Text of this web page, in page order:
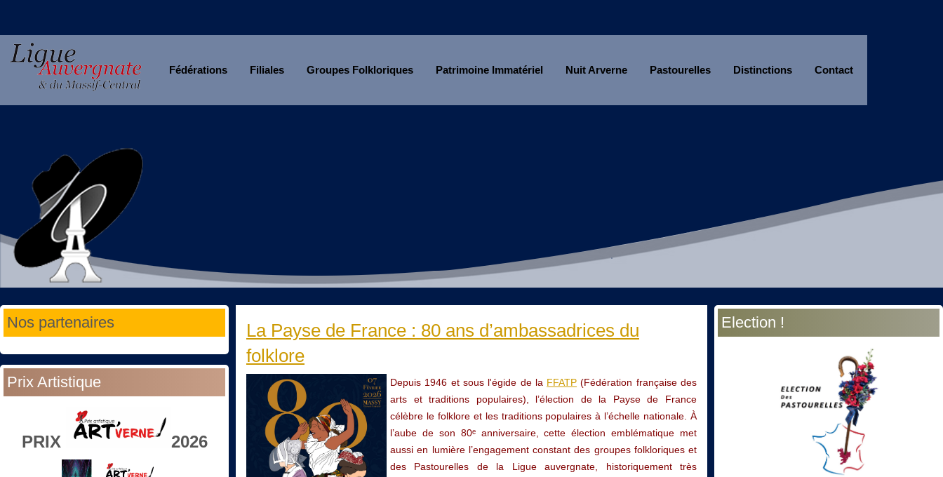
Fédérations Filiales Groupes Folkloriques Patrimoine Immatériel Nuit Arverne Pastourelles Distinctions Contact
Nos partenaires
Prix Artistique
PRIX 2026
La Payse de France : 80 ans d’ambassadrices du
folklore
Depuis 1946 et sous l'égide de la FFATP (Fédération française des
arts et traditions populaires), l’élection de la Payse de France
célèbre le folklore et les traditions populaires à l’échelle nationale. À
l’aube de son 80ᵉ anniversaire, cette élection emblématique met
aussi en lumière l’engagement constant des groupes folkloriques et
des Pastourelles de la Ligue auvergnate, historiquement très
Election !
Année
précédente
Mois
précédent
Année
suivante
Mois
suivant